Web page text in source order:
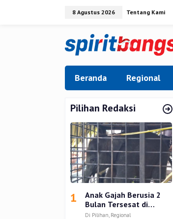
8 Agustus 2026 Tentang Kami
Beranda Regional
Pilihan Redaksi
1
Anak Gajah Berusia 2
Bulan Tersesat di
Permukiman Warga
Di Pilihan, Regional